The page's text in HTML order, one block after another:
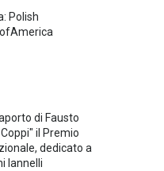
Polish
di Fausto
il Premio
dedicato a
Iannelli